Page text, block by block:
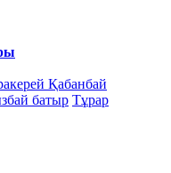
Қабанбай
батыр Тұрар